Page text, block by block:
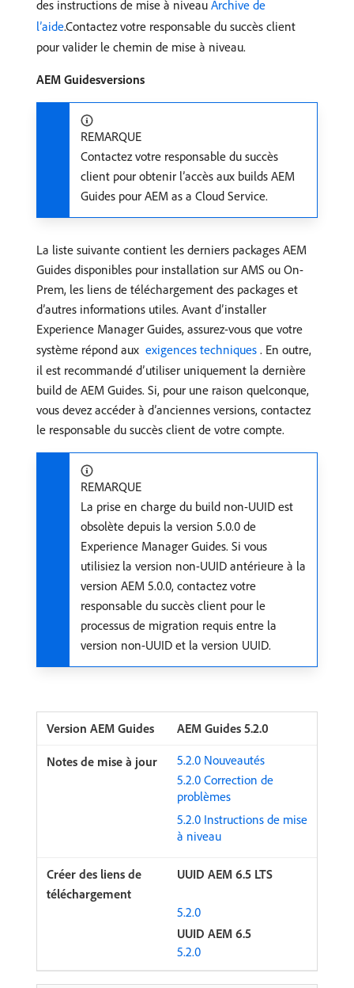
des instructions de mise à niveau Archive de
l’aide.Contactez votre responsable du succès client
pour valider le chemin de mise à niveau.
AEM Guidesversions
REMARQUE
Contactez votre responsable du succès
client pour obtenir l’accès aux builds AEM
Guides pour AEM as a Cloud Service.
La liste suivante contient les derniers packages AEM
Guides disponibles pour installation sur AMS ou On-
Prem, les liens de téléchargement des packages et
d’autres informations utiles. Avant d’installer
Experience Manager Guides, assurez-vous que votre
système répond aux ​ exigences techniques ​ . En outre,
il est recommandé d’utiliser uniquement la dernière
build de AEM Guides. Si, pour une raison quelconque,
vous devez accéder à d’anciennes versions, contactez
le responsable du succès client de votre compte.
REMARQUE
La prise en charge du build non-UUID est
obsolète depuis la version 5.0.0 de
Experience Manager Guides. Si vous
utilisiez la version non-UUID antérieure à la
version AEM 5.0.0, contactez votre
responsable du succès client pour le
processus de migration requis entre la
version non-UUID et la version UUID.
AEM Guides 5.2.0
5.2.0 Nouveautés
5.2.0 Correction de
problèmes
5.2.0 Instructions de mise
à niveau
UUID AEM 6.5 LTS
5.2.0
UUID AEM 6.5
5.2.0